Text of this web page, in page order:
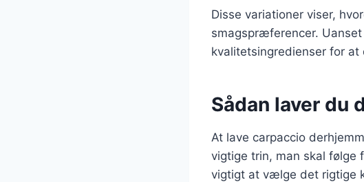
Disse variationer viser,
smagspræferencer.
kvalitetsingredienser for
Sådan laver du
At lave carpaccio
vigtige trin, man skal følge
vigtigt at vælge det rigtige